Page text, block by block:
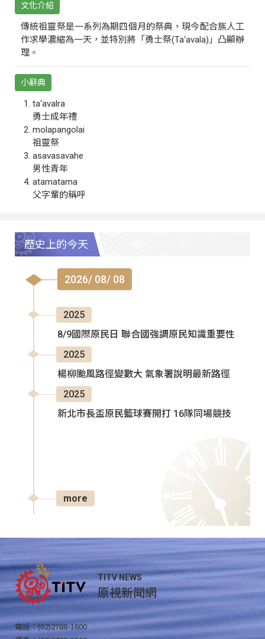
文化介紹
傳統祖靈祭是一系列為期四個月的祭典，現今配合族人工
作求學濃縮為一天，並特別將「勇士祭(Ta‘avala)」凸顯辦
理。
小辭典
ta‘avalra
勇士成年禮
molapangolai
祖靈祭
asavasavahe
男性青年
atamatama
父字輩的稱呼
歷史上的今天
2026/ 08/ 08
2025
8/9國際原民日 聯合國強調原民知識重要性
2025
楊柳颱風路徑變數大 氣象署說明最新路徑
2025
新北市長盃原民籃球賽開打 16隊同場競技
more
TITV NEWS
原視新聞網
電話：(02)2788-1600